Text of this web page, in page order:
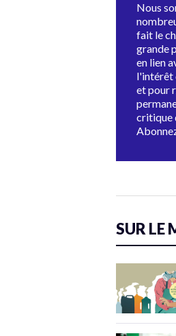
Nous
fait le
grande
en lien
l'intérêt
et pour
critique
SUR LE